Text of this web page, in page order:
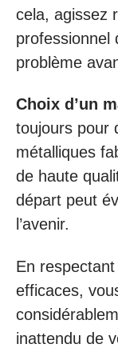
cela, agissez
professionnel
problème
Choix d’un
toujours pour
métalliques
de haute
départ peut
l’avenir.
En
efficaces,
inattendu de